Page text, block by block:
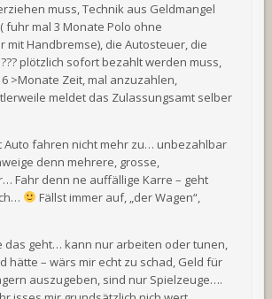
muss, Technik aus Geldmangel
fuhr mal 3 Monate Polo ohne
mit Handbremse), die Autosteuer, die
plötzlich sofort bezahlt werden muss,
>Monate Zeit, mal anzuzahlen,
meldet das Zulassungsamt selber
Auto fahren nicht mehr zu… unbezahlbar
denn mehrere, grosse,
Fahr denn ne auffällige Karre – geht
Fällst immer auf, „der Wagen“,
das geht… kann nur arbeiten oder tunen,
hätte – wärs mir echt zu schad, Geld für
auszugeben, sind nur Spielzeuge….